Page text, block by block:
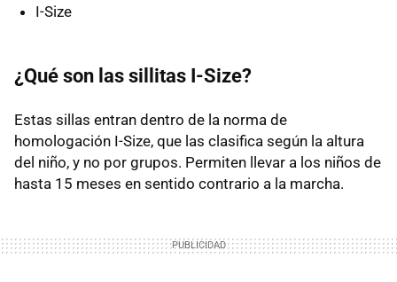
I-Size
¿Qué son las sillitas I-Size?
Estas sillas entran dentro de la norma de
homologación I-Size, que las clasifica según la altura
del niño, y no por grupos. Permiten llevar a los niños de
hasta 15 meses en sentido contrario a la marcha.